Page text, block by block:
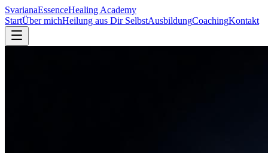
SvarianaEssenceHealing Academy
StartÜber michHeilung aus Dir SelbstAusbildungCoachingKontakt